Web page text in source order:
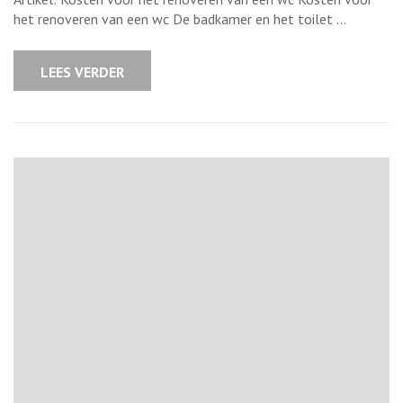
het
renoveren
van
het renoveren van een wc De badkamer en het toilet …
LEES VERDER